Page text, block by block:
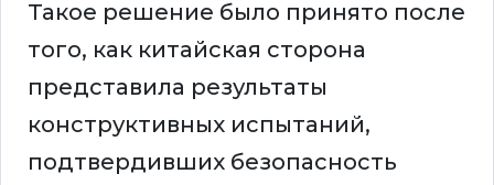
Такое решение было принято после
того, как китайская сторона
представила результаты
конструктивных испытаний,
подтвердивших безопасность